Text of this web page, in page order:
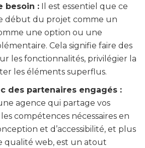
besoin : Il est essentiel que ce
début du projet comme un
une option ou une
Cela signifie faire des
les fonctionnalités, privilégier la
les éléments superflus.
des partenaires engagés :
agence qui partage vos
compétences nécessaires en
et d’accessibilité, et plus
qualité web, est un atout